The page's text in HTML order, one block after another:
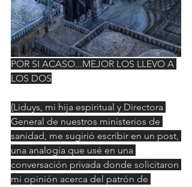
POR SI ACASO...MEJOR LOS LLEVO A
LOS DOS
(Liduys, mi hija espiritual y Directora
General de nuestros ministerios de
sanidad, me sugirió escribir en un post,
una analogía que usé en una
conversación privada donde solicitaron
mi opinión acerca del patrón de